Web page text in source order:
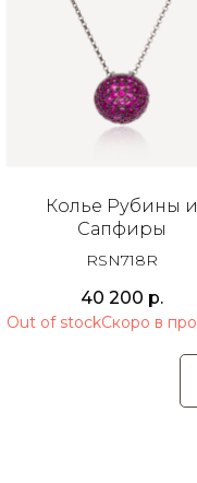
Колье Рубины и
Сапфиры
RSN718R
40 200 р.
Out of stock